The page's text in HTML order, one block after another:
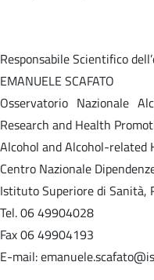
Responsabile Scientifico
EMANUELE SCAFATO
Osservatorio Nazionale
Research and Health
Alcohol and Alcohol-related
Centro Nazionale
Istituto Superiore di Sanità,
Tel. 06 49904028
Fax 06 49904193
E-mail: